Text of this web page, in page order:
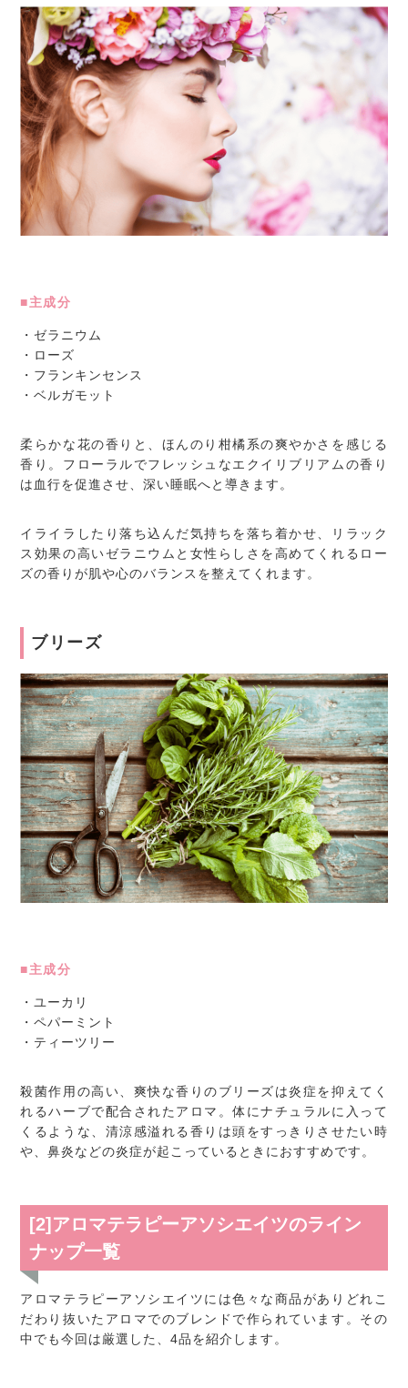
■主成分
・ゼラニウム
・ローズ
・フランキンセンス
・ベルガモット
柔らかな花の香りと、ほんのり柑橘系の爽やかさを感じる
香り。フローラルでフレッシュなエクイリブリアムの香り
は血行を促進させ、深い睡眠へと導きます。
イライラしたり落ち込んだ気持ちを落ち着かせ、リラック
ス効果の高いゼラニウムと女性らしさを高めてくれるロー
ズの香りが肌や心のバランスを整えてくれます。
ブリーズ
■主成分
・ユーカリ
・ペパーミント
・ティーツリー
殺菌作用の高い、爽快な香りのブリーズは炎症を抑えてく
れるハーブで配合されたアロマ。体にナチュラルに入って
くるような、清涼感溢れる香りは頭をすっきりさせたい時
や、鼻炎などの炎症が起こっているときにおすすめです。
[2]アロマテラピーアソシエイツのライン
ナップ一覧
アロマテラピーアソシエイツには色々な商品がありどれこ
だわり抜いたアロマでのブレンドで作られています。その
中でも今回は厳選した、4品を紹介します。